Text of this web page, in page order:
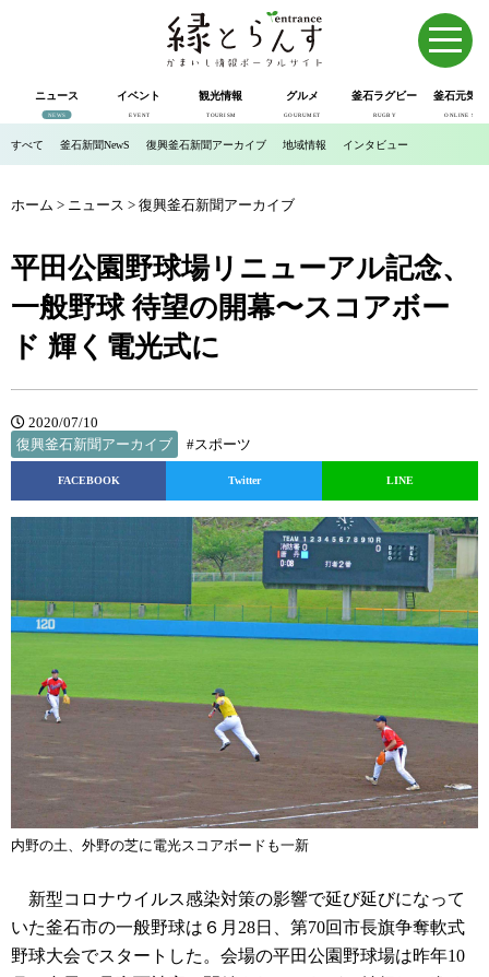
ニュース
NEWS
イベント
EVENT
観光情報
TOURISM
グルメ
GOURUMET
釜石ラグビー
RUGBY
釜石元気
ONLINE SHOP
すべて 釜石新聞NewS 復興釜石新聞アーカイブ 地域情報 インタビュー
ホーム > ニュース > 復興釜石新聞アーカイブ
平田公園野球場リニューアル記念、
一般野球 待望の開幕〜スコアボー
ド 輝く電光式に
2020/07/10
復興釜石新聞アーカイブ
#スポーツ
FACEBOOK Twitter LINE
内野の土、外野の芝に電光スコアボードも一新
新型コロナウイルス感染対策の影響で延び延びになって
いた釜石市の一般野球は６月28日、第70回市長旗争奪軟式
野球大会でスタートした。会場の平田公園野球場は昨年10